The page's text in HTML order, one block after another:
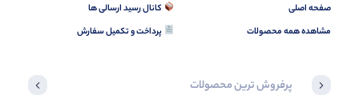
صفحه اصلی
مشاهده همه محصولات
کانال رسید ارسالی ها
پرداخت و تکمیل سفارش
پرفروش ترین محصولات